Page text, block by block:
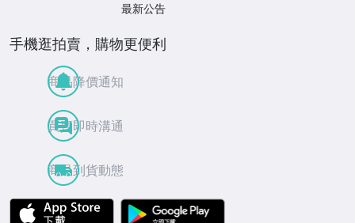
最新公告
手機逛拍賣，購物更便利
商品降價通知
買賣即時溝通
商品到貨動態
APP Store